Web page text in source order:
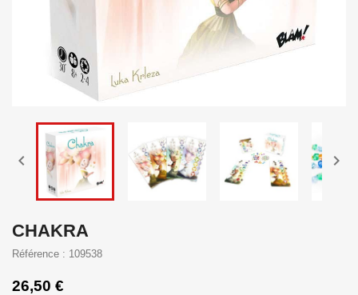
 
CHAKRA
Référence : 109538
26,50 €